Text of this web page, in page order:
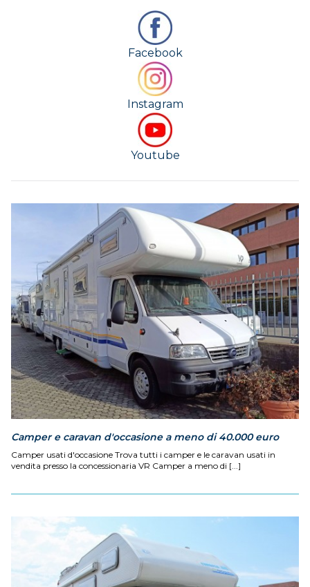
Facebook
Instagram
Youtube
Camper e caravan d'occasione a meno di 40.000 euro
Camper usati d'occasione Trova tutti i camper e le caravan usati in
vendita presso la concessionaria VR Camper a meno di [...]